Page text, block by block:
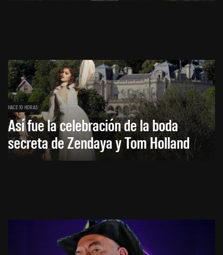
HACE 10 HORAS
Así fue la celebración de la boda
secreta de Zendaya y Tom Holland